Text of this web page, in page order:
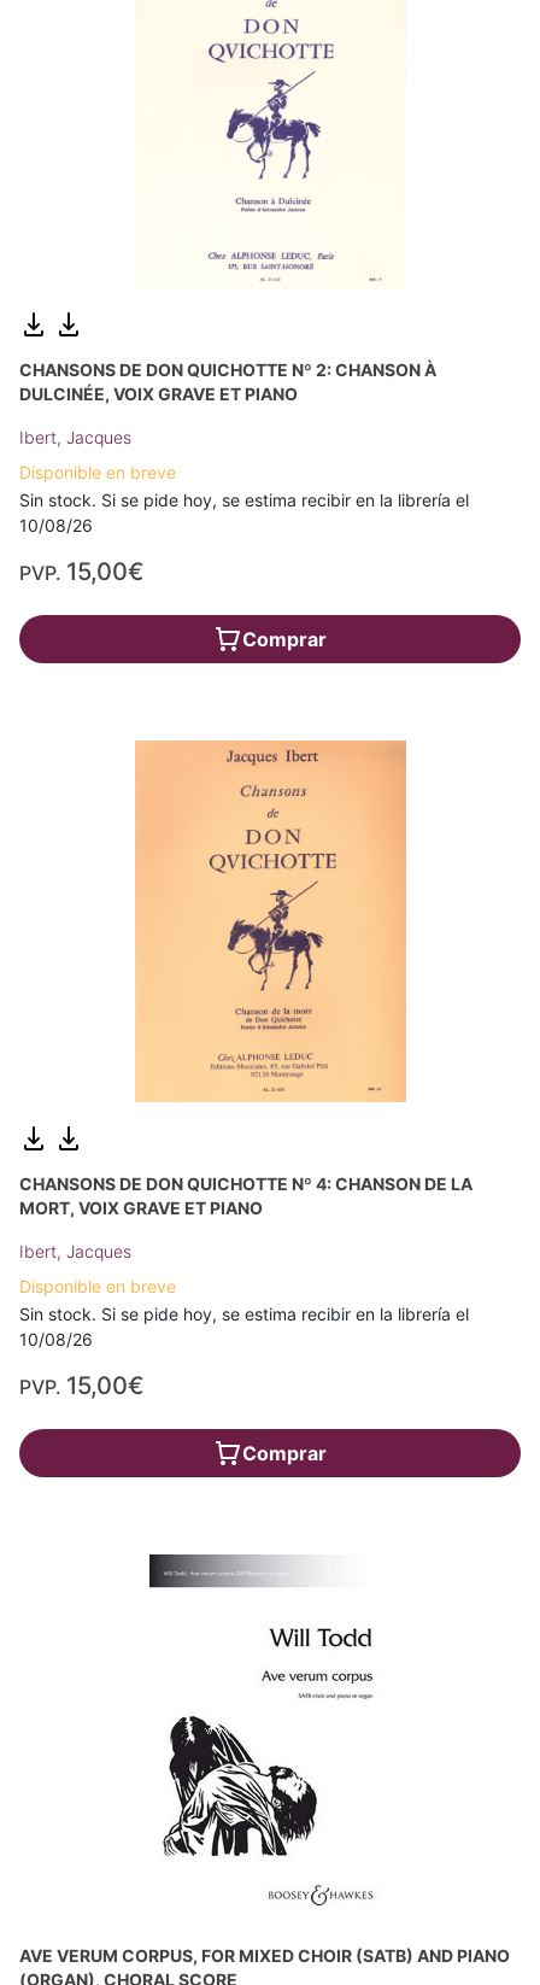
CHANSONS DE DON QUICHOTTE Nº 2: CHANSON À
DULCINÉE, VOIX GRAVE ET PIANO
Ibert, Jacques
Disponible en breve
Sin stock. Si se pide hoy, se estima recibir en la librería el
10/08/26
PVP. 15,00€
Comprar
CHANSONS DE DON QUICHOTTE Nº 4: CHANSON DE LA
MORT, VOIX GRAVE ET PIANO
Ibert, Jacques
Disponible en breve
Sin stock. Si se pide hoy, se estima recibir en la librería el
10/08/26
PVP. 15,00€
Comprar
AVE VERUM CORPUS, FOR MIXED CHOIR (SATB) AND PIANO
(ORGAN), CHORAL SCORE